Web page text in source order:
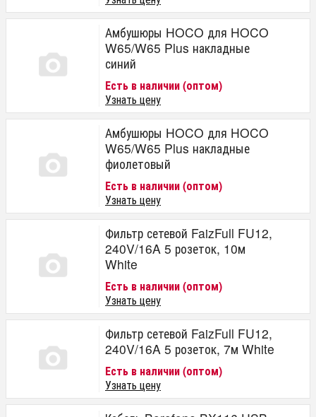
Амбушюры HOCO для HOCO
W65/W65 Plus накладные
синий
Есть в наличии (оптом)
Узнать цену
Амбушюры HOCO для HOCO
W65/W65 Plus накладные
фиолетовый
Есть в наличии (оптом)
Узнать цену
Фильтр сетевой FaizFull FU12,
240V/16A 5 розеток, 10м
White
Есть в наличии (оптом)
Узнать цену
Фильтр сетевой FaizFull FU12,
240V/16A 5 розеток, 7м White
Есть в наличии (оптом)
Узнать цену